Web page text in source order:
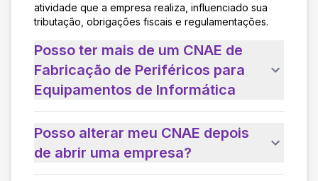
atividade que a empresa realiza, influenciado sua
tributação, obrigações fiscais e regulamentações.
Posso ter mais de um CNAE de
Fabricação de Periféricos para
Equipamentos de Informática
Posso alterar meu CNAE depois
de abrir uma empresa?